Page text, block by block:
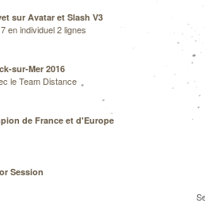
sur Avatar et Slash V3
en individuel 2 lignes
sur-Mer 2016
le Team Distance
de France et d'Europe
Session